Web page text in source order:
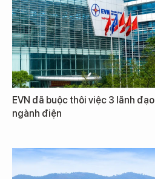
EVN đã buộc thôi việc 3 lãnh đạo
ngành điện